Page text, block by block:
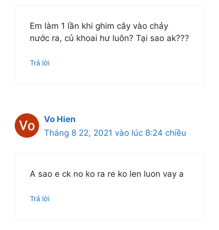
Em làm 1 lần khi ghim cây vào chảy
nước ra, củ khoai hư luôn? Tại sao ak???
Trả lời
Vo Hien
Tháng 8 22, 2021 vào lúc 8:24 chiều
A sao e ck no ko ra re ko len luon vay a
Trả lời